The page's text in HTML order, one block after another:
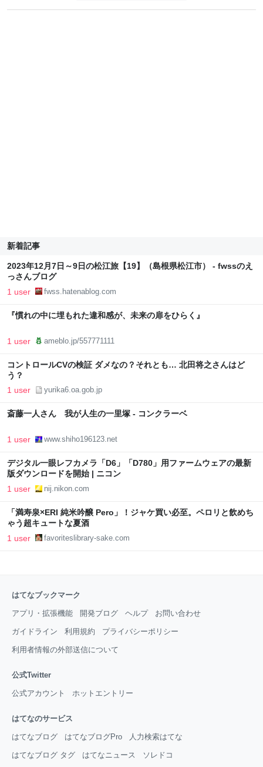
新着記事
2023年12月7日～9日の松江旅【19】（島根県松江市） - fwssのえ
っさんブログ
1 user fwss.hatenablog.com
『慣れの中に埋もれた違和感が、未来の扉をひらく』
1 user ameblo.jp/557771111
コントロールCVの検証 ダメなの？それとも… 北田将之さんはど
う？
1 user yurika6.oa.gob.jp
斎藤一人さん 我が人生の一里塚 - コンクラーベ
1 user www.shiho196123.net
デジタル一眼レフカメラ「D6」「D780」用ファームウェアの最新
版ダウンロードを開始 | ニコン
1 user nij.nikon.com
「満寿泉×ERI 純米吟醸 Pero」！ジャケ買い必至。ペロリと飲めち
ゃう超キュートな夏酒
1 user favoriteslibrary-sake.com
はてなブックマーク
アプリ・拡張機能 開発ブログ ヘルプ お問い合わせ
ガイドライン 利用規約 プライバシーポリシー
利用者情報の外部送信について
公式Twitter
公式アカウント ホットエントリー
はてなのサービス
はてなブログ はてなブログPro 人力検索はてな
はてなブログ タグ はてなニュース ソレドコ